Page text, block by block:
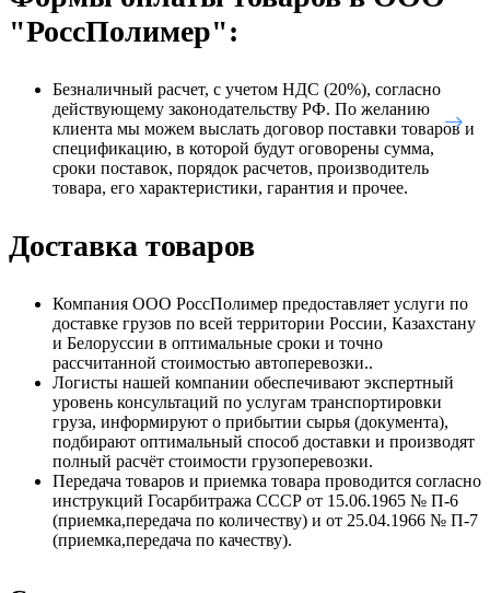
"РоссПолимер":
Безналичный расчет, с учетом НДС (20%), согласно
действующему законодательству РФ. По желанию
клиента мы можем выслать договор поставки товаров и
спецификацию, в которой будут оговорены сумма,
сроки поставок, порядок расчетов, производитель
товара, его характеристики, гарантия и прочее.
Доставка товаров
Компания ООО РоссПолимер предоставляет услуги по
доставке грузов по всей территории России, Казахстану
и Белоруссии в оптимальные сроки и точно
рассчитанной стоимостью автоперевозки..
Логисты нашей компании обеспечивают экспертный
уровень консультаций по услугам транспортировки
груза, информируют о прибытии сырья (документа),
подбирают оптимальный способ доставки и производят
полный расчёт стоимости грузоперевозки.
Передача товаров и приемка товара проводится согласно
инструкций Госарбитража СССР от 15.06.1965 № П-6
(приемка,передача по количеству) и от 25.04.1966 № П-7
(приемка,передача по качеству).